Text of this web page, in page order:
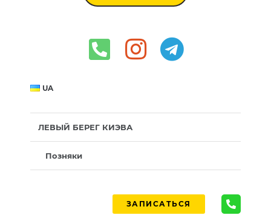
UA
ЛЕВЫЙ БЕРЕГ КИЭВА
Позняки
ЗАПИСАТЬСЯ